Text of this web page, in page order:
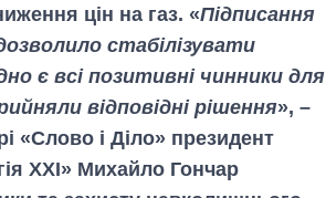
цін на газ. «Підписання
стабілізувати
є всі позитивні чинники для
відповідні рішення», –
«Слово і Діло» президент
XXI» Михайло Гончар